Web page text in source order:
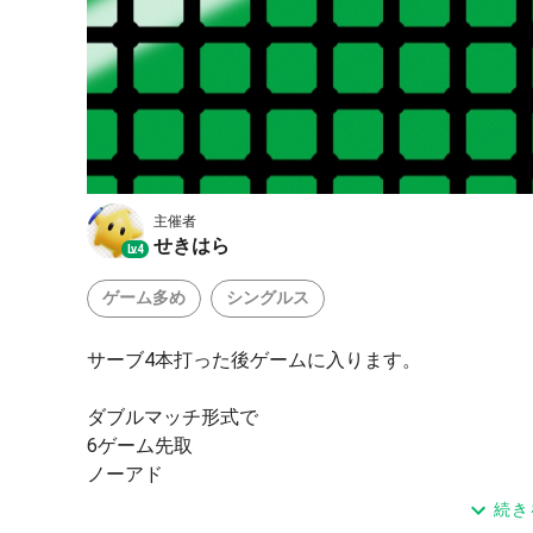
Lv.4
主催者
せきはら
ゲーム多め シングルス
サーブ4本打った後ゲームに入ります。
ダブルマッチ形式で
6ゲーム先取
ノーアド
続